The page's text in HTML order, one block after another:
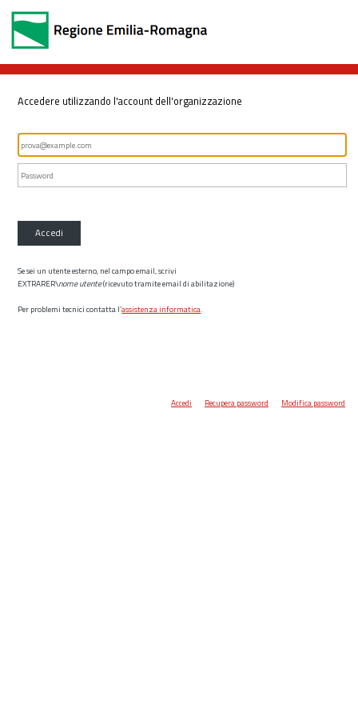
Accedere utilizzando l'account dell'organizzazione
Accedi
Se sei un utente esterno, nel campo email, scrivi
EXTRARER\nome utente(ricevuto tramite email di abilitazione)
Per problemi tecnici contatta l’assistenza informatica.
Accedi Recupera password Modifica password